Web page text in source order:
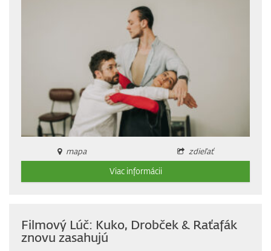
mapa
zdieľať
Viac informácii
Filmový Lúč: Kuko, Drobček & Raťafák
znovu zasahujú